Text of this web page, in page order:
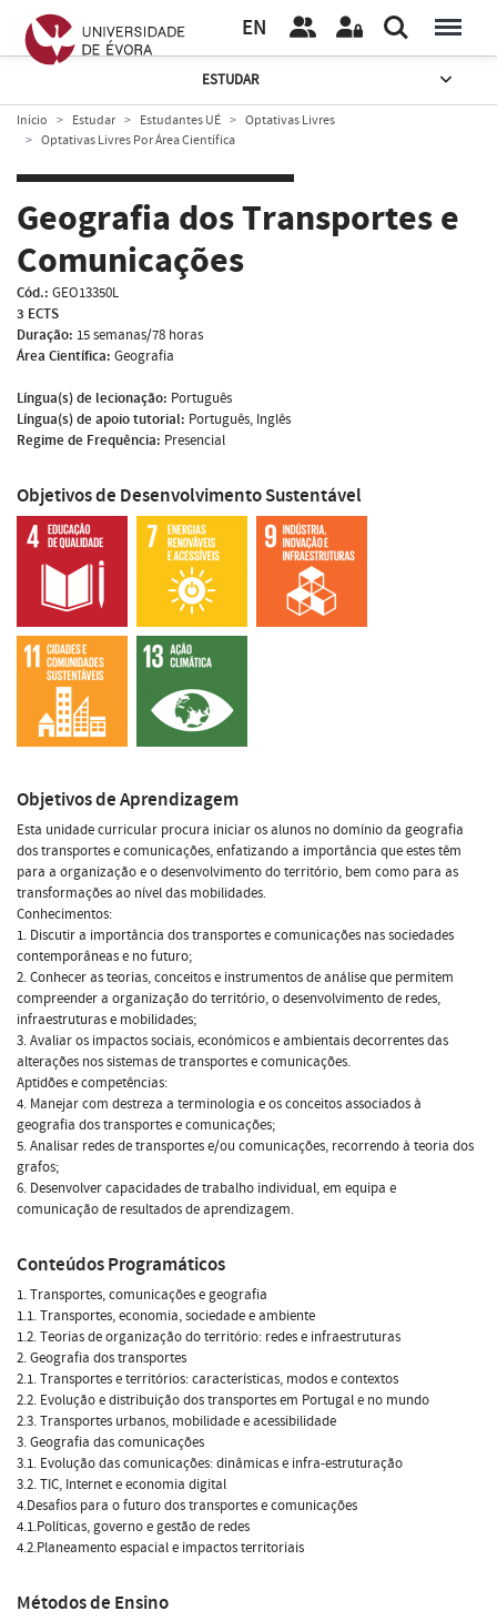
EN
ESTUDAR
Início Estudar Estudantes UÉ
Optativas Livres
Optativas Livres Por Área Científica
Geografia dos Transportes e
Comunicações
Cód.: GEO13350L
3 ECTS
Duração: 15 semanas/78 horas
Área Científica: Geografia
Língua(s) de lecionação: Português
Língua(s) de apoio tutorial: Português, Inglês
Regime de Frequência: Presencial
Objetivos de Desenvolvimento Sustentável
Objetivos de Aprendizagem
Esta unidade curricular procura iniciar os alunos no domínio da geografia
dos transportes e comunicações, enfatizando a importância que estes têm
para a organização e o desenvolvimento do território, bem como para as
transformações ao nível das mobilidades.
Conhecimentos:
1. Discutir a importância dos transportes e comunicações nas sociedades
contemporâneas e no futuro;
2. Conhecer as teorias, conceitos e instrumentos de análise que permitem
compreender a organização do território, o desenvolvimento de redes,
infraestruturas e mobilidades;
3. Avaliar os impactos sociais, económicos e ambientais decorrentes das
alterações nos sistemas de transportes e comunicações.
Aptidões e competências:
4. Manejar com destreza a terminologia e os conceitos associados à
geografia dos transportes e comunicações;
5. Analisar redes de transportes e/ou comunicações, recorrendo à teoria dos
grafos;
6. Desenvolver capacidades de trabalho individual, em equipa e
comunicação de resultados de aprendizagem.
Conteúdos Programáticos
1. Transportes, comunicações e geografia
1.1. Transportes, economia, sociedade e ambiente
1.2. Teorias de organização do território: redes e infraestruturas
2. Geografia dos transportes
2.1. Transportes e territórios: características, modos e contextos
2.2. Evolução e distribuição dos transportes em Portugal e no mundo
2.3. Transportes urbanos, mobilidade e acessibilidade
3. Geografia das comunicações
3.1. Evolução das comunicações: dinâmicas e infra-estruturação
3.2. TIC, Internet e economia digital
4.Desafios para o futuro dos transportes e comunicações
4.1.Políticas, governo e gestão de redes
4.2.Planeamento espacial e impactos territoriais
Métodos de Ensino